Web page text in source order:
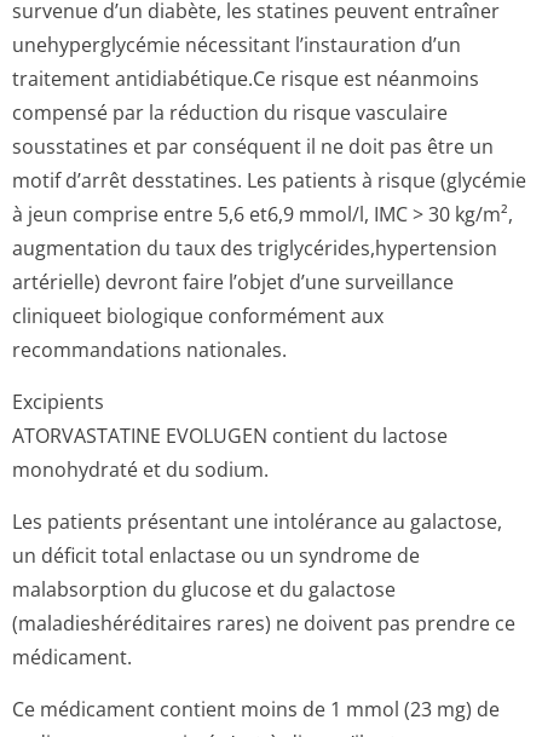
survenue d’un diabète, les statines peuvent entraîner
unehyperglycémie nécessitant l’instauration d’un
traitement antidiabétique.Ce risque est néanmoins
compensé par la réduction du risque vasculaire
sousstatines et par conséquent il ne doit pas être un
motif d’arrêt desstatines. Les patients à risque (glycémie
à jeun comprise entre 5,6 et6,9 mmol/l, IMC > 30 kg/m²,
augmentation du taux des triglycérides,hy­pertension
artérielle) devront faire l’objet d’une surveillance
cliniqueet biologique conformément aux
recommandations nationales.
Excipients
ATORVASTATINE EVOLUGEN contient du lactose
monohydraté et du sodium.
Les patients présentant une intolérance au galactose,
un déficit total enlactase ou un syndrome de
malabsorption du glucose et du galactose
(maladieshéré­ditaires rares) ne doivent pas prendre ce
médicament.
Ce médicament contient moins de 1 mmol (23 mg) de